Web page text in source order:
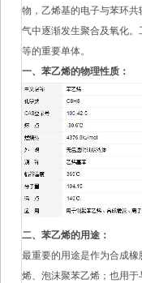
物，乙烯基的电子与苯环
气中逐渐发生聚合及氧化
等的重要单体。
一、 苯乙烯的物理性质：
二、苯乙烯的用途：
最重要的用途是作为合成
烯、泡沫聚苯乙烯；也用